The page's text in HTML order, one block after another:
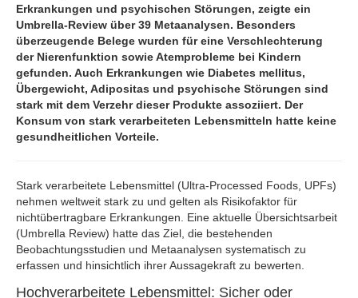
Erkrankungen und psychischen Störungen, zeigte ein
Umbrella-Review über 39 Metaanalysen. Besonders
überzeugende Belege wurden für eine Verschlechterung
der Nierenfunktion sowie Atemprobleme bei Kindern
gefunden. Auch Erkrankungen wie Diabetes mellitus,
Übergewicht, Adipositas und psychische Störungen sind
stark mit dem Verzehr dieser Produkte assoziiert. Der
Konsum von stark verarbeiteten Lebensmitteln hatte keine
gesundheitlichen Vorteile.
Stark verarbeitete Lebensmittel (Ultra-Processed Foods, UPFs)
nehmen weltweit stark zu und gelten als Risikofaktor für
nichtübertragbare Erkrankungen. Eine aktuelle Übersichtsarbeit
(Umbrella Review) hatte das Ziel, die bestehenden
Beobachtungsstudien und Metaanalysen systematisch zu
erfassen und hinsichtlich ihrer Aussagekraft zu bewerten.
Hochverarbeitete Lebensmittel: Sicher oder